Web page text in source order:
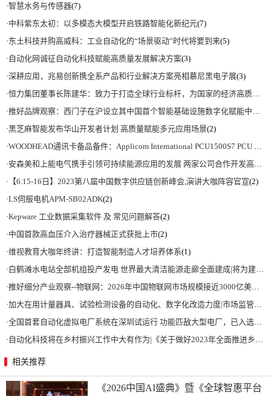
·智慧水务与传感器(7)
·中科紫东太初：以多模态大模型开启铁路智能化新纪元(7)
·东土科技并购高威科：工业自动化的“场景驱动”时代将要到来(5)
· 自动化网诚征自动化科技赋能高质量发展解决方案(3)
·深耕应用，兆易创新携全系产品和行业解决方案亮相慕尼黑电子展(3)
·恒力集团董事长陈建华：致力于打造全球行业标杆，为国家的经济高质量发展贡献更大力量|上海电气集团党委书记、董事长吴磊来访
·推好品牌观察：西门子在沪设立其中国首个智能基础设施数字化赋能中心
·黑芝麻智能发布华山开发者计划 高质量赋能多元应用场景(2)
·WOODHEAD通讯卡备品备件：Applicom International PCU1500S7 PCU 1500 S7 V4.5.0
·安森美和上能电气携手引领可持续能源应用的发展 两家公司合作开发高性能储能和太阳能组串式逆变器方案 以实现可持续的未来
· 【6.15-16日】2023第八届中国数字供应链创新峰会,演讲大咖阵容官宣(2)
·LS伺服电机APM-SB02ADK(2)
·Kepware 工业数据采集软件 及 常见问题解答(2)
·中国首款高血压介入治疗器械正式获批上市(2)
·维视教育大咖年终讲：打造智能制造人才培养体系(1)
·白鹤滩水电站全部机组投产发电 世界最大清洁能源走廊全面建成|将为建设新型能源体系、保障国家能源安全、实现“双碳”目标提供有力支撑
·推好细分产业观察--物联网：2026年中国物联网市场规模接近3000亿美元 智慧工厂、智慧城市、智慧电网等将占60%以上
·加大在用计量器具、试验检测设备的自动化、数字化改造力度|市场监管总局 工业和信息化部 关于促进企业计量能力提升的指导意见
·全国首套自动化虚拟电厂系统在深圳试运行 功能匹敌大型电厂，已入选国际典型案例
· 自动化科技将在乡村振兴工作中大有作为|《关于做好2023年全面推进乡村振兴重点工作的意见》发布
相关推荐
《2026中国AI盛典》暨《全球智惠平台